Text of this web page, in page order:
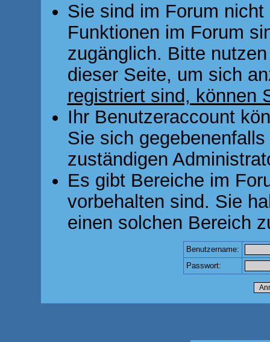
Sie sind im Forum
Funktionen im Forum
zugänglich. Bitte
dieser Seite, um sich
registriert sind, können
Ihr Benutzeraccount
Sie sich
zuständigen
Es gibt Bereiche im
vorbehalten sind. Sie
einen solchen Bereich
Benutzername:
Passwort: